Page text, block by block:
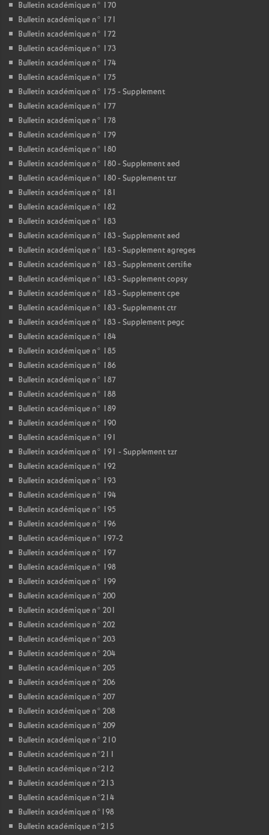
Bulletin académique n° 170
Bulletin académique n° 171
Bulletin académique n° 172
Bulletin académique n° 173
Bulletin académique n° 174
Bulletin académique n° 175
Bulletin académique n° 175 - Supplement
Bulletin académique n° 177
Bulletin académique n° 178
Bulletin académique n° 179
Bulletin académique n° 180
Bulletin académique n° 180 - Supplement aed
Bulletin académique n° 180 - Supplement tzr
Bulletin académique n° 181
Bulletin académique n° 182
Bulletin académique n° 183
Bulletin académique n° 183 - Supplement aed
Bulletin académique n° 183 - Supplement agreges
Bulletin académique n° 183 - Supplement certifie
Bulletin académique n° 183 - Supplement copsy
Bulletin académique n° 183 - Supplement cpe
Bulletin académique n° 183 - Supplement ctr
Bulletin académique n° 183 - Supplement pegc
Bulletin académique n° 184
Bulletin académique n° 185
Bulletin académique n° 186
Bulletin académique n° 187
Bulletin académique n° 188
Bulletin académique n° 189
Bulletin académique n° 190
Bulletin académique n° 191
Bulletin académique n° 191 - Supplement tzr
Bulletin académique n° 192
Bulletin académique n° 193
Bulletin académique n° 194
Bulletin académique n° 195
Bulletin académique n° 196
Bulletin académique n° 197-2
Bulletin académique n° 197
Bulletin académique n° 198
Bulletin académique n° 199
Bulletin académique n° 200
Bulletin académique n° 201
Bulletin académique n° 202
Bulletin académique n° 203
Bulletin académique n° 204
Bulletin académique n° 205
Bulletin académique n° 206
Bulletin académique n° 207
Bulletin académique n° 208
Bulletin académique n° 209
Bulletin académique n° 210
Bulletin académique n°211
Bulletin académique n°212
Bulletin académique n°213
Bulletin académique n°214
Bulletin académique n°198
Bulletin académique n°215